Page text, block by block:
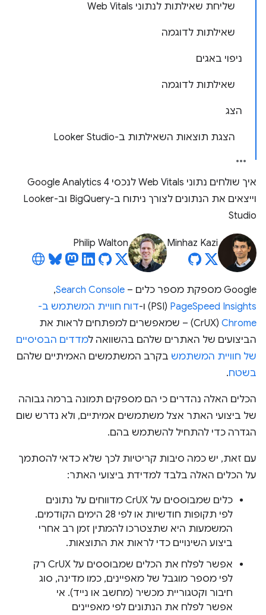
שליחת שאילתות לנתוני Web Vitals
שאילתות לדוגמה
ניפוי באגים
שאילתות לדוגמה
הצג
הצגת תוצאות השאילתות ב-Looker Studio
איך שולחים נתוני Web Vitals לנכסי Google Analytics 4
וייצאים את הנתונים לצורך ניתוח ב-BigQuery וב-Looker
Studio
Minhaz Kazi
Philip Walton
Google מספקת מספר כלים – Search Console
,‏
PageSpeed Insights ‏ (PSI) ו-
דוח חוויית המשתמש ב-
Chrome
‏ (CrUX) – שמאפשרים למפתחים לראות את
הביצועים של האתרים שלהם בהשוואה למדדים הבסיסיים
של חוויית המשתמש בקרב המשתמשים האמיתיים שלהם
בשטח.
הכלים האלה נהדרים כי הם מספקים תמונה ברמה גבוהה
של ביצועי האתר אצל משתמשים אמיתיים, ולא נדרש שום
הגדרה כדי להתחיל להשתמש בהם.
עם זאת, יש כמה סיבות קריטיות לכך שלא כדאי להסתמך
על הכלים האלה בלבד למדידת ביצועי האתר:
כלים שמבוססים על CrUX מדווחים על נתונים
לפי תקופות חודשיות או לפי 28 הימים הקודמים.
המשמעות היא שתצטרכו להמתין זמן רב אחרי
ביצוע השינויים כדי לראות את התוצאות.
אפשר לפלח את הכלים שמבוססים על CrUX רק
לפי מספר מוגבל של מאפיינים, כמו מדינה, סוג
חיבור וקטגוריית מכשיר (מחשב או נייד). אי
אפשר לפלח את הנתונים לפי מאפיינים